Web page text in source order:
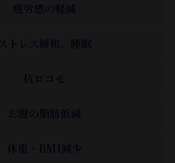
疲労感の軽減
ストレス緩和、睡眠
抗ロコモ
お腹の脂肪低減
体重・BMI減少